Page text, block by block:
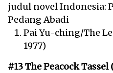
judul novel Indonesia:
Pedang Abadi
Pai Yu-ching/The
1977)
#13 The Peacock Tassel